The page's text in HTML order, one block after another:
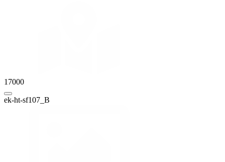
17000
ek-ht-sf107_B